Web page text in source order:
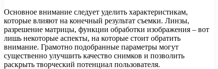
Основное внимание следует уделить характеристикам,
которые влияют на конечный результат съемки. Линзы,
разрешение матрицы, функции обработки изображения – вот
лишь некоторые аспекты, на которые стоит обратить
внимание. Грамотно подобранные параметры могут
существенно улучшить качество снимков и позволить
раскрыть творческий потенциал пользователя.